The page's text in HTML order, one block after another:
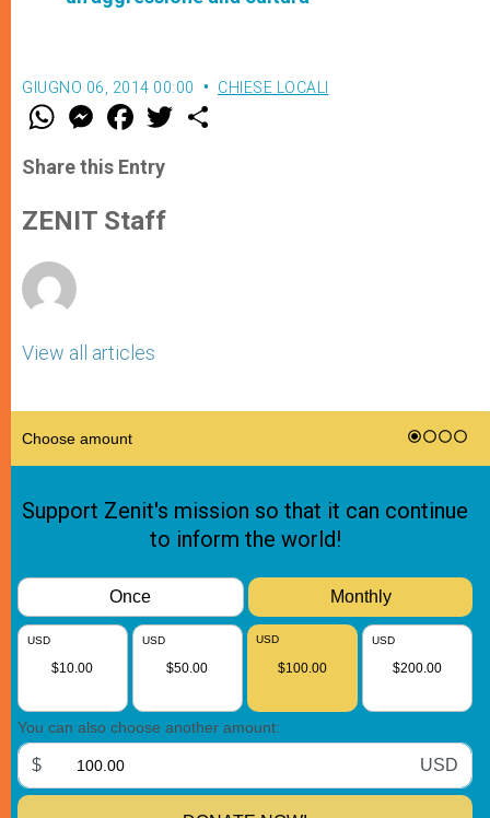
GIUGNO 06, 2014 00:00 CHIESE LOCALI
W
t
s
p
p
M
e
s
e
g
e
F
a
e
b
o
k
w
Share this Entry
ZENIT Staff
View all articles